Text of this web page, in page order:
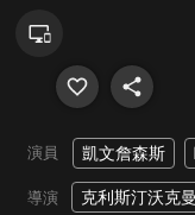
演員 凱文詹森斯
導演 克利斯汀沃克曼